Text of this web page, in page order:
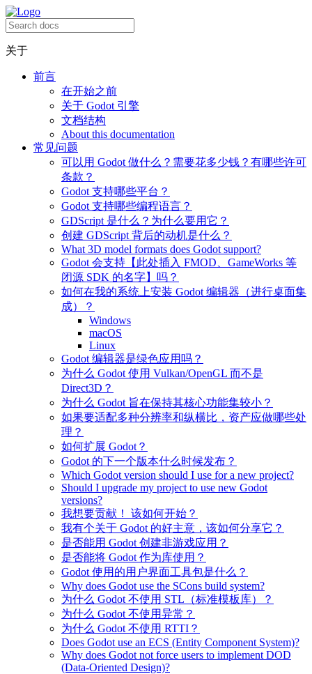
关于
前言
在开始之前
关于 Godot 引擎
文档结构
About this documentation
常见问题
可以用 Godot 做什么？需要花多少钱？有哪些许可
条款？
Godot 支持哪些平台？
Godot 支持哪些编程语言？
GDScript 是什么？为什么要用它？
创建 GDScript 背后的动机是什么？
What 3D model formats does Godot support?
Godot 会支持【此处插入 FMOD、GameWorks 等
闭源 SDK 的名字】吗？
如何在我的系统上安装 Godot 编辑器（进行桌面集
成）？
Windows
macOS
Linux
Godot 编辑器是绿色应用吗？
为什么 Godot 使用 Vulkan/OpenGL 而不是
Direct3D？
为什么 Godot 旨在保持其核心功能集较小？
如果要适配多种分辨率和纵横比，资产应做哪些处
理？
如何扩展 Godot？
Godot 的下一个版本什么时候发布？
Which Godot version should I use for a new project?
Should I upgrade my project to use new Godot
versions?
我想要贡献！ 该如何开始？
我有个关于 Godot 的好主意，该如何分享它？
是否能用 Godot 创建非游戏应用？
是否能将 Godot 作为库使用？
Godot 使用的用户界面工具包是什么？
Why does Godot use the SCons build system?
为什么 Godot 不使用 STL（标准模板库）？
为什么 Godot 不使用异常？
为什么 Godot 不使用 RTTI？
Does Godot use an ECS (Entity Component System)?
Why does Godot not force users to implement DOD
(Data-Oriented Design)?